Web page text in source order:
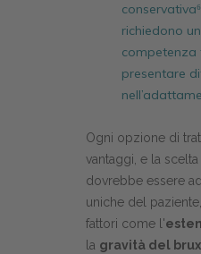
richiedono
competenza
presentare
Ogni opzione di
vantaggi, e la
dovrebbe essere
uniche del
fattori come l'
la gravità del